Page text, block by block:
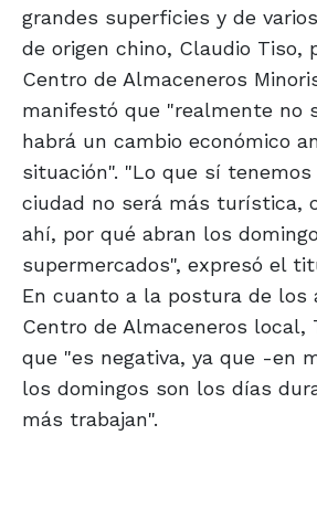
grandes superficies y de
de origen chino, Claudio Tiso,
Centro de Almaceneros
manifestó que "realmente no
habrá un cambio económico
situación". "Lo que sí
ciudad no será más turística,
ahí, por qué abran los
supermercados", expresó el
En cuanto a la postura de los
Centro de Almaceneros local,
que "es negativa, ya que -en
los domingos son los días
más trabajan".